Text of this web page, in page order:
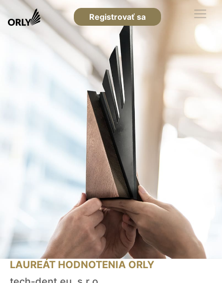
Registrovať sa
LAUREÁT HODNOTENIA ORLY